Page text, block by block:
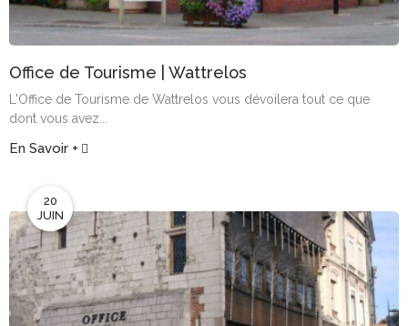
Office de Tourisme | Wattrelos
L'Office de Tourisme de Wattrelos vous dévoilera tout ce que
dont vous avez...
En Savoir +
20
JUIN